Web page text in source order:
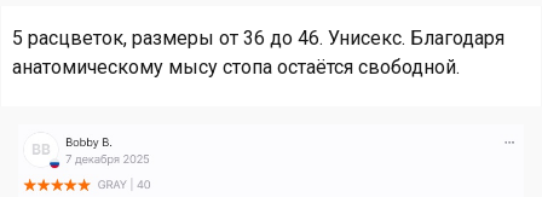
5 расцветок, размеры от 36 до 46. Унисекс. Благодаря
анатомическому мысу стопа остаётся свободной.